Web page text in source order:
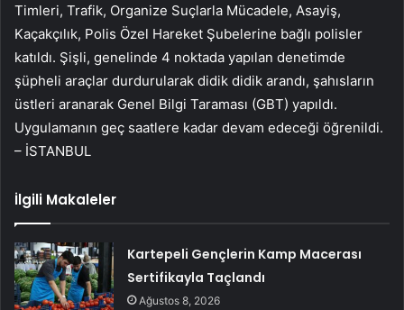
Timleri, Trafik, Organize Suçlarla Mücadele, Asayiş,
Kaçakçılık, Polis Özel Hareket Şubelerine bağlı polisler
katıldı. Şişli, genelinde 4 noktada yapılan denetimde
şüpheli araçlar durdurularak didik didik arandı, şahısların
üstleri aranarak Genel Bilgi Taraması (GBT) yapıldı.
Uygulamanın geç saatlere kadar devam edeceği öğrenildi.
– İSTANBUL
İlgili Makaleler
Kartepeli Gençlerin Kamp Macerası
Sertifikayla Taçlandı
Ağustos 8, 2026